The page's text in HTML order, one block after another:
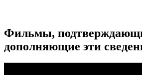
Фильмы,
дополняющие эти